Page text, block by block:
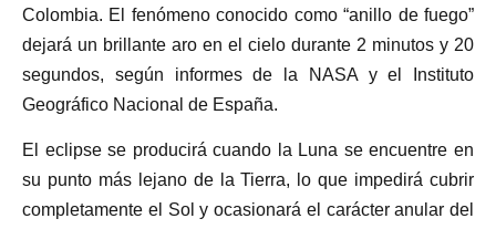
Colombia. El fenómeno conocido como “anillo de fuego”
dejará un brillante aro en el cielo durante 2 minutos y 20
segundos, según informes de la NASA y el Instituto
Geográfico Nacional de España.
El eclipse se producirá cuando la Luna se encuentre en
su punto más lejano de la Tierra, lo que impedirá cubrir
completamente el Sol y ocasionará el carácter anular del